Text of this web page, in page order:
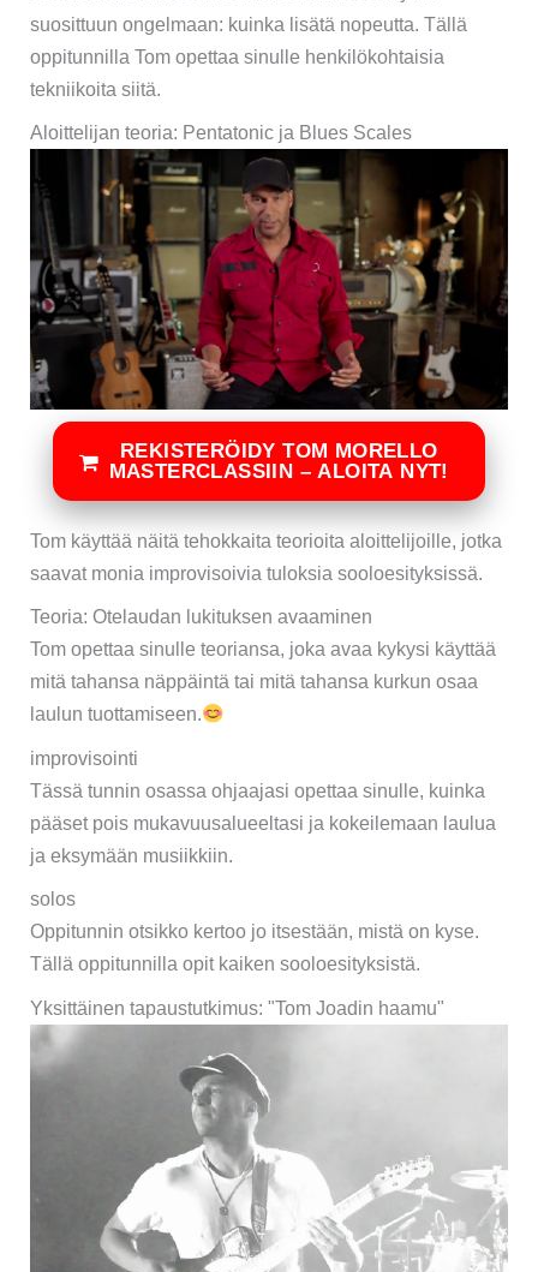
suosittuun ongelmaan: kuinka lisätä nopeutta. Tällä
oppitunnilla Tom opettaa sinulle henkilökohtaisia ​​
tekniikoita siitä.
Aloittelijan teoria: Pentatonic ja Blues Scales
REKISTERÖIDY TOM MORELLO
MASTERCLASSIIN – ALOITA NYT!
Tom käyttää näitä tehokkaita teorioita aloittelijoille, jotka
saavat monia improvisoivia tuloksia sooloesityksissä.
Teoria: Otelaudan lukituksen avaaminen
Tom opettaa sinulle teoriansa, joka avaa kykysi käyttää
mitä tahansa näppäintä tai mitä tahansa kurkun osaa
laulun tuottamiseen.
improvisointi
Tässä tunnin osassa ohjaajasi opettaa sinulle, kuinka
pääset pois mukavuusalueeltasi ja kokeilemaan laulua
ja eksymään musiikkiin.
solos
Oppitunnin otsikko kertoo jo itsestään, mistä on kyse.
Tällä oppitunnilla opit kaiken sooloesityksistä.
Yksittäinen tapaustutkimus: "Tom Joadin haamu"